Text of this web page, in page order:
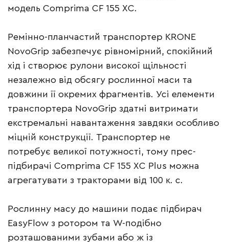
модель Comprima CF 155 XC.
Ремінно-планчастий транспортер KRONE
NovoGrip забезпечує рівномірний, спокійний
хід і створює рулони високої щільності
незалежно від обсягу рослинної маси та
довжини її окремих фрагментів. Усі елементи
транспортера NovoGrip здатні витримати
екстремальні навантаження завдяки особливо
міцній конструкції. Транспортер не
потребує великої потужності, тому прес-
підбирачі Comprima CF 155 XC Plus можна
агрегатувати з тракторами від 100 к. с.
Рослинну масу до машини подає підбирач
EasyFlow з ротором та W-подібно
розташованими зубами або ж із